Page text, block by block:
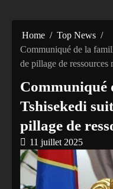
Home
Top News
Communiqué de la
de pillage de ressources
Communiqué
Tshisekedi
pillage de
11 juillet 2025